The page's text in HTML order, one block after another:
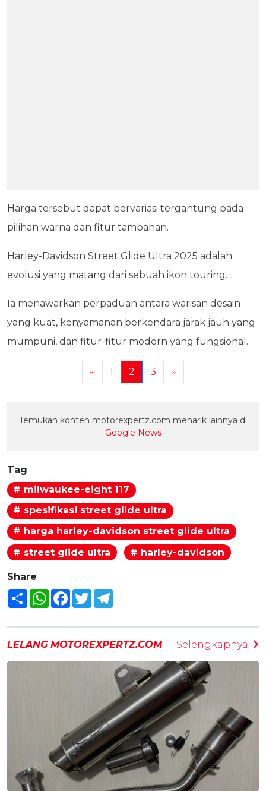
Harga tersebut dapat bervariasi tergantung pada
pilihan warna dan fitur tambahan.
Harley-Davidson Street Glide Ultra 2025 adalah
evolusi yang matang dari sebuah ikon touring.
Ia menawarkan perpaduan antara warisan desain
yang kuat, kenyamanan berkendara jarak jauh yang
mumpuni, dan fitur-fitur modern yang fungsional.
« 1 2 3 »
Temukan konten motorexpertz.com menarik lainnya di
Google News
Tag
# milwaukee-eight 117
# spesifikasi street glide ultra
# harga harley-davidson street glide ultra
# street glide ultra
# harley-davidson
Share
Share WhatsAppFacebook
Twitter
LELANG MOTOREXPERTZ.COM Selengkapnya